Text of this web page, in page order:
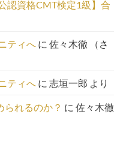
認資格CMT検定1級】合
ティへ に 佐々木徹 （さ
ティへ に 志垣一郎 より
られるのか？ に 佐々木徹